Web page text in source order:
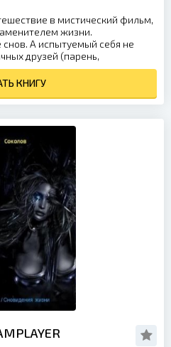
в мистический фильм,
жизни.
А испытуемый себя не
друзей (парень,
КНИГУ